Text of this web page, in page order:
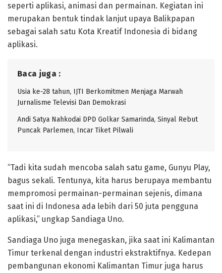
seperti aplikasi, animasi dan permainan. Kegiatan ini
merupakan bentuk tindak lanjut upaya Balikpapan
sebagai salah satu Kota Kreatif Indonesia di bidang
aplikasi.
Baca juga :
Usia ke-28 tahun, IJTI Berkomitmen Menjaga Marwah
Jurnalisme Televisi Dan Demokrasi
Andi Satya Nahkodai DPD Golkar Samarinda, Sinyal Rebut
Puncak Parlemen, Incar Tiket Pilwali
“Tadi kita sudah mencoba salah satu game, Gunyu Play,
bagus sekali. Tentunya, kita harus berupaya membantu
mempromosi permainan-permainan sejenis, dimana
saat ini di Indonesa ada lebih dari 50 juta pengguna
aplikasi,” ungkap Sandiaga Uno.
Sandiaga Uno juga menegaskan, jika saat ini Kalimantan
Timur terkenal dengan industri ekstraktifnya. Kedepan
pembangunan ekonomi Kalimantan Timur juga harus